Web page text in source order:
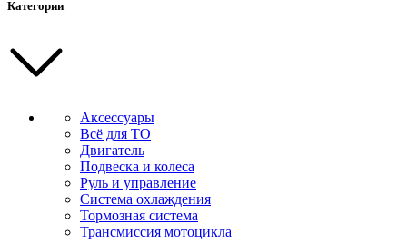
Категории
Аксессуары
Всё для ТО
Двигатель
Подвеска и колеса
Руль и управление
Система охлаждения
Тормозная система
Трансмиссия мотоцикла